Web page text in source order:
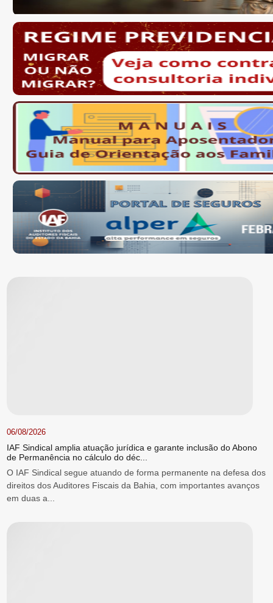
06/08/2026
IAF Sindical amplia atuação jurídica e garante inclusão do Abono
de Permanência no cálculo do déc...
O IAF Sindical segue atuando de forma permanente na defesa dos
direitos dos Auditores Fiscais da Bahia, com importantes avanços
em duas a...